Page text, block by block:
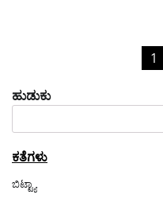
ಪುಟ
1
ಹುಡುಕು
ಕತೆಗಳು
ಬಿಟ್ಟ್ಯಾ